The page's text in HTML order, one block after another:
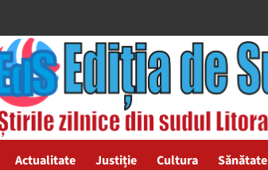
Actualitate Justiție Cultura Sănătate